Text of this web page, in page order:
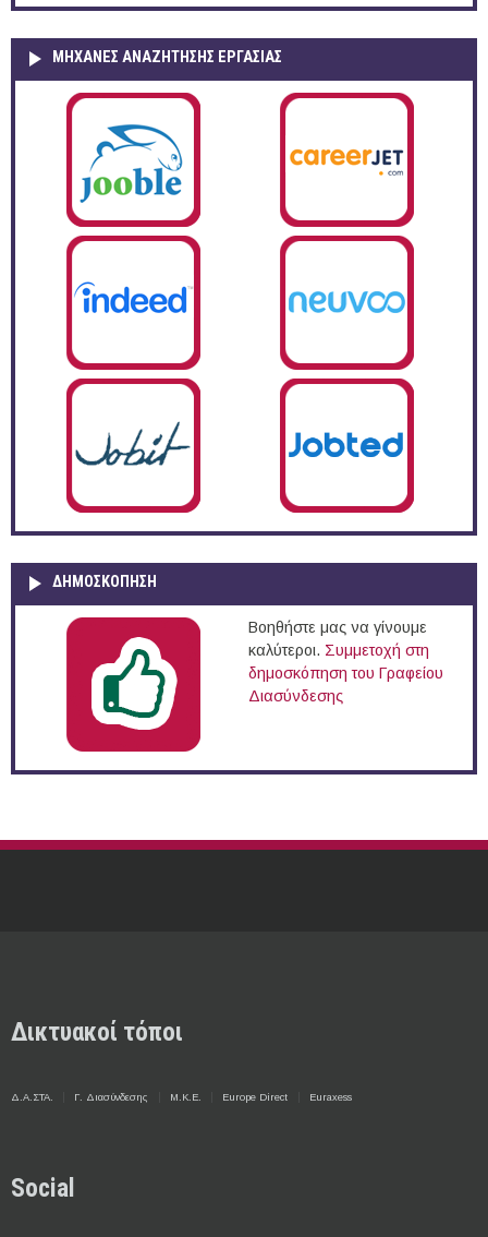
ΜΗΧΑΝΕΣ ΑΝΑΖΗΤΗΣΗΣ ΕΡΓΑΣΙΑΣ
ΔΗΜΟΣΚΌΠΗΣΗ
Βοηθήστε μας να γίνουμε
καλύτεροι. Συμμετοχή στη
δημοσκόπηση του Γραφείου
Διασύνδεσης
Δικτυακοί τόποι
Δ.Α.ΣΤΑ. Γ. Διασύνδεσης Μ.Κ.Ε. Europe Direct Euraxess
Social